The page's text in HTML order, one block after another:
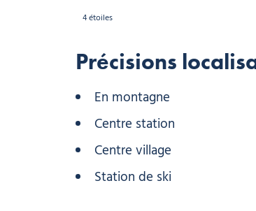
4 étoiles
Précisions
En montagne
Centre station
Centre village
Station de ski